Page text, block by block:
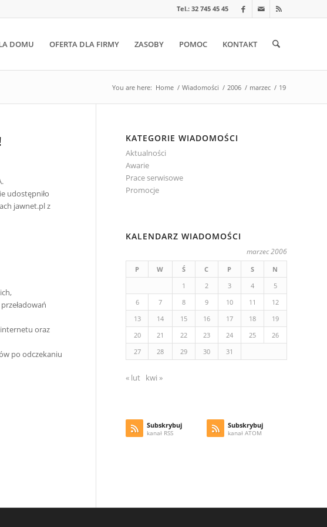
Tel.: 32 745 45 45
DOMU OFERTA DLA FIRMY ZASOBY POMOC KONTAKT
You are here: Home / Wiadomości / 2006 / marzec / 19
udostępniło
jawnet.pl z
oraz
po odczekaniu
KATEGORIE WIADOMOŚCI
Aktualności
Awarie
Prace serwisowe
Promocje
KALENDARZ WIADOMOŚCI
marzec 2006
P W Ś C P S
N
1
2 3 4
5
6
7 8 9 10 11
12
13
14 15 16 17 18
19
20
21 22 23 24 25
26
27
28 29 30 31
« lut kwi »
Subskrybuj
kanał RSS
Subskrybuj
kanał ATOM